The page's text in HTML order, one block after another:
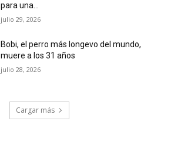
para una...
julio 29, 2026
Bobi, el perro más longevo del mundo,
muere a los 31 años
julio 28, 2026
Cargar más